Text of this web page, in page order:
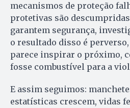
mecanismos de proteção
protetivas são
garantem segurança,
o resultado disso é
parece inspirar o próximo,
fosse combustível para a
E assim seguimos:
estatísticas crescem, vidas